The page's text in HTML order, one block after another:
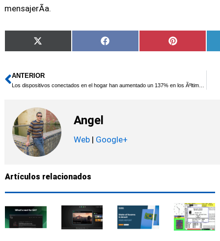
mensajerÃ­a.
Compartir
en
X
(Twitter)
Compartir
en
Facebook
Compartir
en
Pinterest
Ant
ANTERIOR
Los dispositivos conectados en el hogar han aumentado un 137% en los Ãºltimos 6 aÃ±os
Angel
Web| Google+
Artículos relacionados